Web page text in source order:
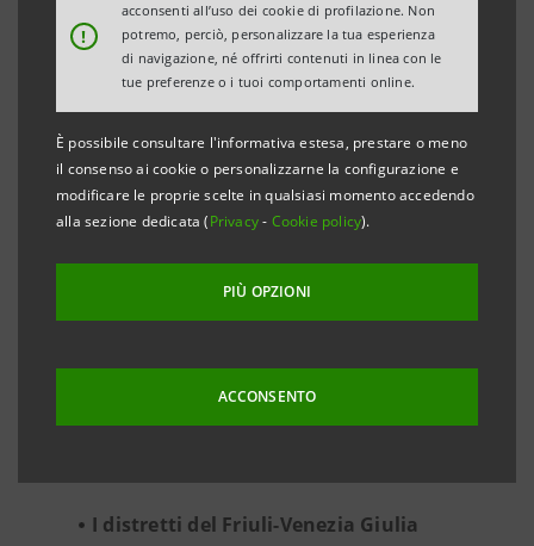
!
acconsenti all’uso dei cookie di profilazione. Non
potremo, perciò, personalizzare la tua esperienza
di navigazione, né offrirti contenuti in linea con le
tue preferenze o i tuoi comportamenti online.
È possibile consultare l'informativa estesa, prestare o meno
il consenso ai cookie o personalizzarne la configurazione e
modificare le proprie scelte in qualsiasi momento accedendo
alla sezione dedicata (Privacy- Cookie policy).
PIÙ OPZIONI
ACCONSENTO
miliardi di euro di esportazioni nel secondo
trimestre del 2024. Restano in territorio
positivo l’Oreficeria di Vicenza, la
di Vicenza, il Prosecco di Conegliano e
Valdobbiadenee il Grafico-Cartario
veronese. In ripresa il Sistema casa di
Treviso
I distretti del Trentino-Alto Adige superano
1,4 miliardi di euro di esportazioni nel
secondo trimestre 2024. Buoni risultati per
l’agroalimentare che traina la crescita del
I distretti del Friuli-Venezia Giulia